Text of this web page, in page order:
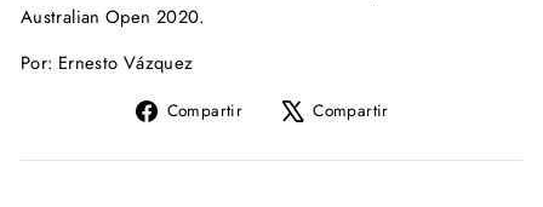
Australian Open 2020.
Por: Ernesto Vázquez
Compartir
Compartir
Facebook
Compartir
X